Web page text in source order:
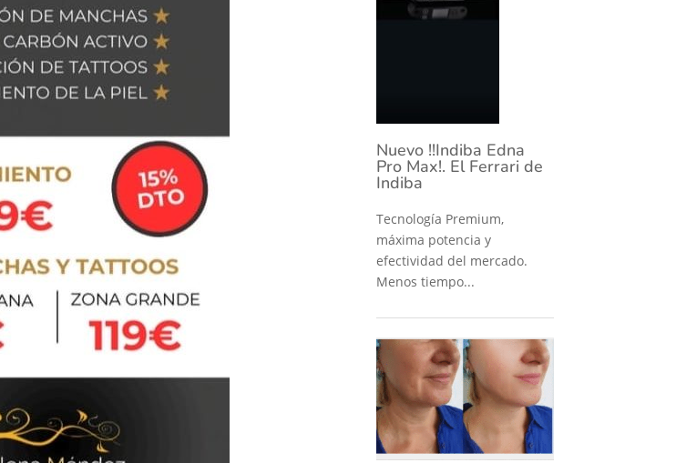
Nuevo !!Indiba Edna
Pro Max!. El Ferrari de
Indiba
Tecnología Premium,
máxima potencia y
efectividad del mercado.
Menos tiempo...